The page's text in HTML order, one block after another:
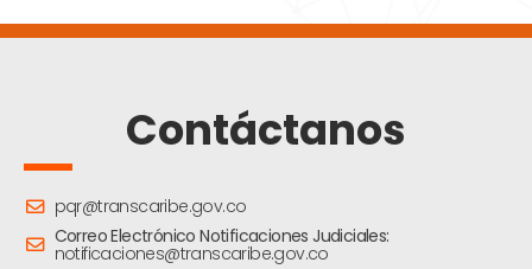
Contáctanos
pqr@transcaribe.gov.co
Correo Electrónico Notificaciones Judiciales:
notificaciones@transcaribe.gov.co